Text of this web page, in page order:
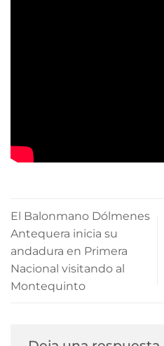
El Balonmano Dólmenes
Antequera inicia su
andadura en Primera
Nacional visitando al
Montequinto